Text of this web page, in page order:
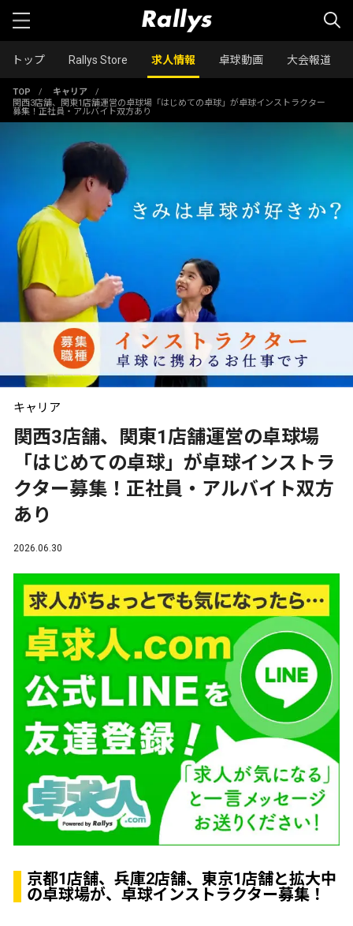
トップ Rallys Store 求人情報 卓球動画 大会報道
TOP / キャリア
/
関西3店舗、関東1店舗運営の卓球場「はじめての卓球」が卓球インストラクター
募集！正社員・アルバイト双方あり
キャリア
関西3店舗、関東1店舗運営の卓球場
「はじめての卓球」が卓球インストラ
クター募集！正社員・アルバイト双方
あり
2026.06.30
京都1店舗、兵庫2店舗、東京1店舗と拡大中
の卓球場が、卓球インストラクター募集！